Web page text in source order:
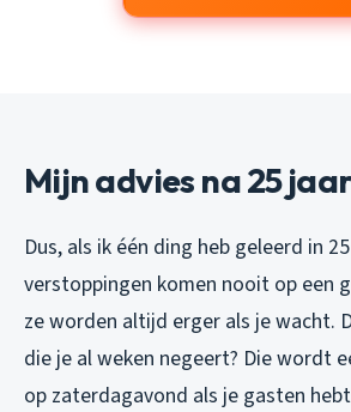
Mijn advies na 25
Dus, als ik één ding heb geleerd in
verstoppingen komen nooit op een
ze worden altijd erger als je wacht.
die je al weken negeert? Die wordt
op zaterdagavond als je gasten